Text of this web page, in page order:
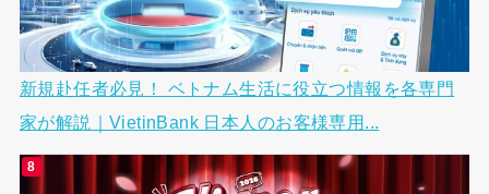
新規赴任者必見！ ベトナム生活に役立つ情報を各専門
家が解説｜VietinBank 日本人のお客様専用...